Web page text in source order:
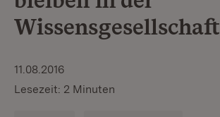
Wissensgesellschaft
11.08.2016
Lesezeit: 2 Minuten